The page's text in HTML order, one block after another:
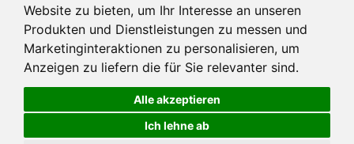
Website zu bieten, um Ihr Interesse an unseren
Produkten und Dienstleistungen zu messen und
Marketinginteraktionen zu personalisieren, um
Anzeigen zu liefern die für Sie relevanter sind.
Alle akzeptieren
Ich lehne ab